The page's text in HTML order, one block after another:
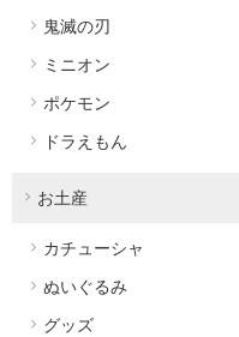
鬼滅の刃
ミニオン
ポケモン
ドラえもん
お土産
カチューシャ
ぬいぐるみ
グッズ